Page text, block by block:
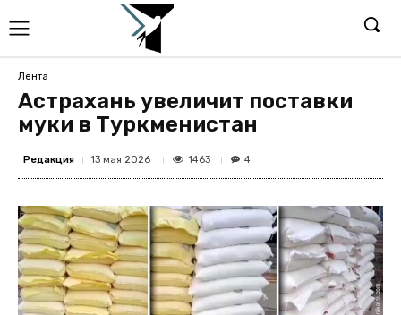
Лента
Астрахань увеличит поставки
муки в Туркменистан
Редакция 13 мая 2026 1463 4